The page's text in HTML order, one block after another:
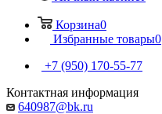
Корзина0
Избранные товары0
+7 (950) 170-55-77
Контактная информация
640987@bk.ru